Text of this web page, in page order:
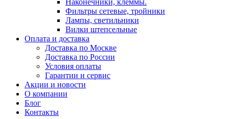
Наконечники, клеммы.
Фильтры сетевые, тройники
Лампы, светильники
Вилки штепсельные
Оплата и доставка
Доставка по Москве
Доставка по России
Условия оплаты
Гарантии и сервис
Акции и новости
О компании
Блог
Контакты